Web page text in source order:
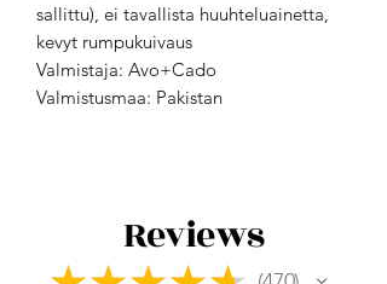
sallittu), ei tavallista huuhteluainetta,
kevyt rumpukuivaus
Valmistaja: Avo+Cado
Valmistusmaa: Pakistan
Reviews